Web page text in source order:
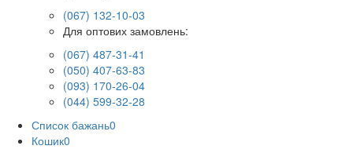
(067) 132-10-03
Для оптових замовлень:
(067) 487-31-41
(050) 407-63-83
(093) 170-26-04
(044) 599-32-28
Список бажань0
Кошик0